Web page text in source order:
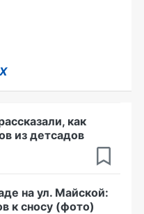
как
из детсадов
на ул. Майской:
к сносу (фото)